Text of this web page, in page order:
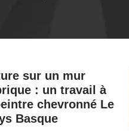
sur un mur
: un travail à
chevronné Le
Basque